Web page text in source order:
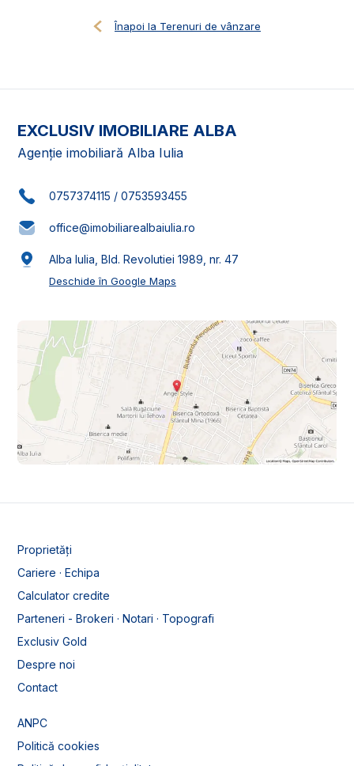
Înapoi la Terenuri de vânzare
EXCLUSIV IMOBILIARE ALBA
Agenție imobiliară Alba Iulia
0757374115 / 0753593455
office@imobiliarealbaiulia.ro
Alba Iulia, Bld. Revolutiei 1989, nr. 47
Deschide în Google Maps
Proprietăți
Cariere · Echipa
Calculator credite
Parteneri - Brokeri · Notari · Topografi
Exclusiv Gold
Despre noi
Contact
ANPC
Politică cookies